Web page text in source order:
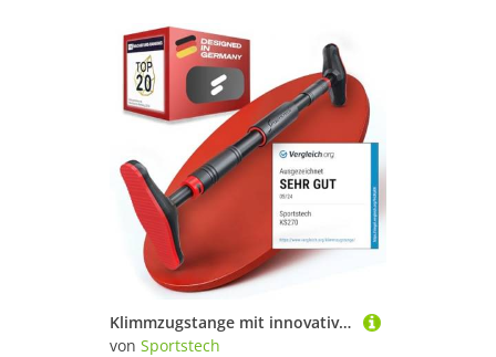
Klimmzugstange mit innovativer Gear-Lock Funktion | sicher & schnell ohne Schrauben im Türrahmen ansetzen | Indoor Pull Up Bar individuell anpassbar bis 90 cm | SPORTSTECH KS260 / KS270 inkl. eBook
von Sportstech